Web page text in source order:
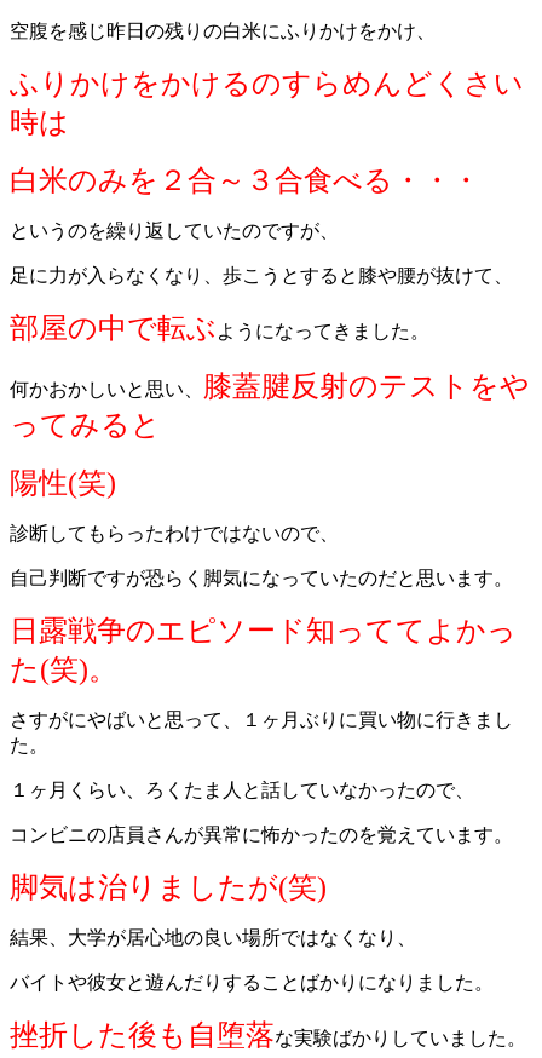
空腹を感じ昨日の残りの白米にふりかけをかけ、
ふりかけをかけるのすらめんどくさい
時は
白米のみを２合～３合食べる・・・
というのを繰り返していたのですが、
足に力が入らなくなり、歩こうとすると膝や腰が抜けて、
部屋の中で転ぶ ようになってきました。
何かおかしいと思い、
膝蓋腱反射のテストをや
ってみると
陽性(笑)
診断してもらったわけではないので、
自己判断ですが恐らく脚気になっていたのだと思います。
日露戦争のエピソード知っててよかっ
た(笑)。
さすがにやばいと思って、１ヶ月ぶりに買い物に行きまし
た。
１ヶ月くらい、ろくたま人と話していなかったので、
コンビニの店員さんが異常に怖かったのを覚えています。
脚気は治りましたが(笑)
結果、大学が居心地の良い場所ではなくなり、
バイトや彼女と遊んだりすることばかりになりました。
挫折した後も自堕落な実験ばかりしていました。